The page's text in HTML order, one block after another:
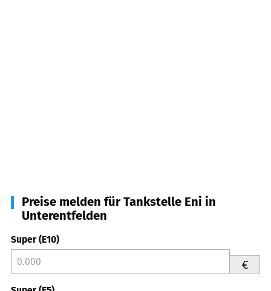
Preise melden für Tankstelle Eni in
Unterentfelden
Super (E10)
€